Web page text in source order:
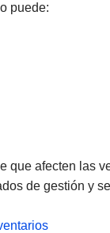
puede:
que afecten las
de gestión y